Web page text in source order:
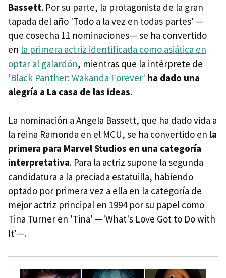
Bassett. Por su parte, la protagonista de la gran
tapada del año 'Todo a la vez en todas partes' —
que cosecha 11 nominaciones— se ha convertido
en la primera actriz identificada como asiática en
optar al galardón, mientras que la intérprete de
'Black Panther: Wakanda Forever' ha dado una
alegría a La casa de las ideas.
La nominación a Angela Bassett, que ha dado vida a
la reina Ramonda en el MCU, se ha convertido en la
primera para Marvel Studios en una categoría
interpretativa. Para la actriz supone la segunda
candidatura a la preciada estatuilla, habiendo
optado por primera vez a ella en la categoría de
mejor actriz principal en 1994 por su papel como
Tina Turner en 'Tina' —'What's Love Got to Do with
It'—.